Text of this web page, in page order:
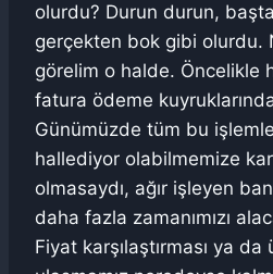
olurdu? Durun durun,
gerçekten bok gibi olurdu.
görelim o halde. Öncelikle
fatura ödeme
Günümüzde tüm bu
hallediyor olabilmemize
olmasaydı, ağır işleyen
daha fazla zamanımızı
Fiyat karşılaştırması ya